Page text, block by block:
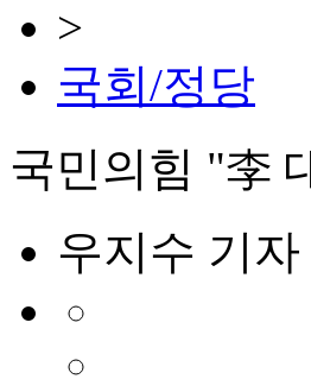
>
국회/정당
국민의힘 "李
우지수 기자